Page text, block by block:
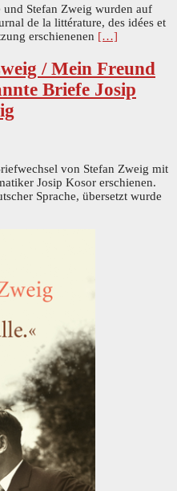
Stefan Zweig wurden auf
de la littérature, des idées et
erschienenen […]
/ Mein Freund
Briefe Josip
von Stefan Zweig mit
Josip Kosor erschienen.
Sprache, übersetzt wurde